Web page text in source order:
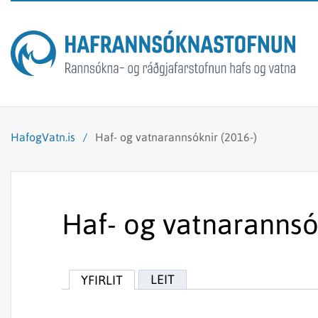
HafogVatn.is / Haf- og vatnarannsóknir (2016-)
Haf- og
YFIRLIT LEIT